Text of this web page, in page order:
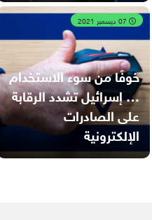
خوفًا من سوء الاستخدام
… إسرائيل تشدد الرقابة
على الصادرات
الإلكترونية